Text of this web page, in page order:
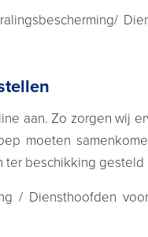
aan. Zo zorgen wij
moeten
ter beschikking
/ Diensthoofden